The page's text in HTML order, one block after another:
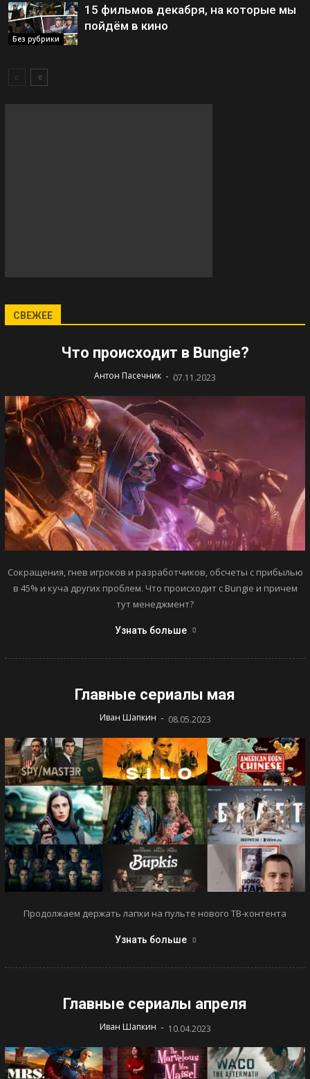
Без рубрики
15 фильмов декабря, на которые мы
пойдём в кино
СВЕЖЕЕ
Что происходит в Bungie?
Антон Пасечник - 07.11.2023
Сокращения, гнев игроков и разработчиков, обсчеты с прибылью
в 45% и куча других проблем. Что происходит с Bungie и причем
тут менеджмент?
Узнать больше
Главные сериалы мая
Иван Шапкин - 08.05.2023
Продолжаем держать лапки на пульте нового ТВ-контента
Узнать больше
Главные сериалы апреля
Иван Шапкин - 10.04.2023